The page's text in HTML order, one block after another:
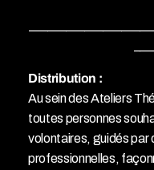
Distribution :
Au sein des Ateliers
toutes personnes
volontaires, guidés par
professionnelles,